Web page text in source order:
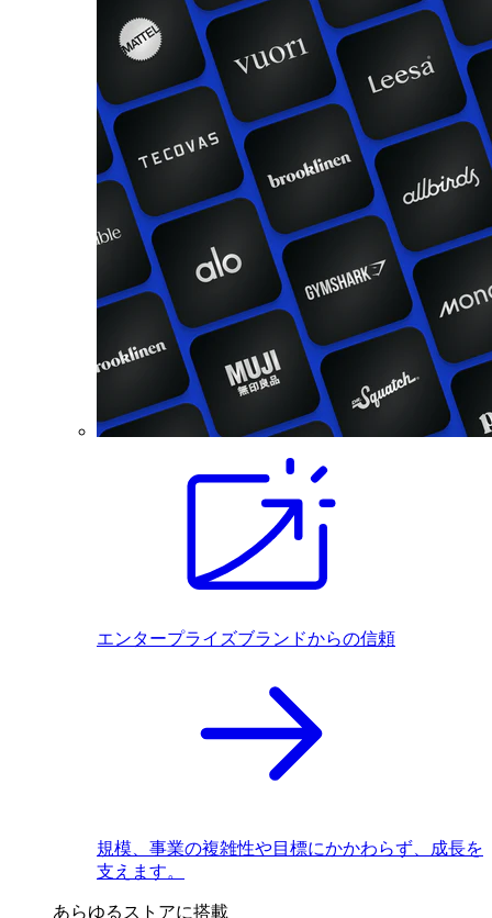
エンタープライズブランドからの信頼
規模、事業の複雑性や目標にかかわらず、成長を
支えます。
あらゆるストアに搭載